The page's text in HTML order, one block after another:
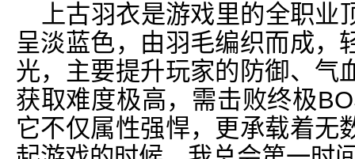
上古羽衣是游戏里的全职业
呈淡蓝色，由羽毛编织而成，
光，主要提升玩家的防御、气
获取难度极高，需击败终极
它不仅属性强悍，更承载着无